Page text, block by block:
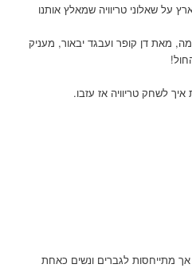
על שאלוני טריוויה שמאלץ אותנו
מאת דן קופר ועבגד יבאור, מעניק
לשחק טריוויה אז עזבו.
מתייחסות לגברים ונשים כאחת